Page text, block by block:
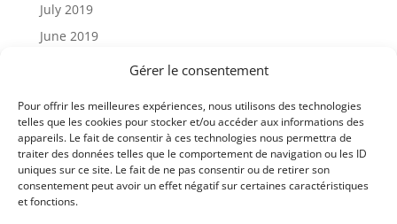
Gérer le consentement
Pour offrir les meilleures expériences, nous utilisons des technologies
telles que les cookies pour stocker et/ou accéder aux informations des
appareils. Le fait de consentir à ces technologies nous permettra de
traiter des données telles que le comportement de navigation ou les ID
uniques sur ce site. Le fait de ne pas consentir ou de retirer son
consentement peut avoir un effet négatif sur certaines caractéristiques
et fonctions.
July 2019
June 2019
Articles – News
Meta
Log in
Entries feed